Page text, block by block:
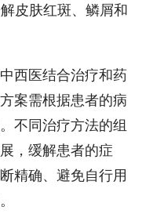
皮肤红斑、鳞屑和
西医结合治疗和药
案需根据患者的病
不同治疗方法的组
，缓解患者的症
精确、避免自行用